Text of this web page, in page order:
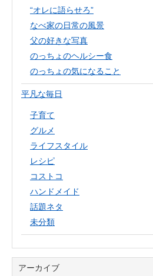
“オレに語らせろ”
なべ家の日常の風景
父の好きな写真
のっちょのヘルシー食
のっちょの気になること
平凡な毎日
子育て
グルメ
ライフスタイル
レシピ
コストコ
ハンドメイド
話題ネタ
未分類
アーカイブ